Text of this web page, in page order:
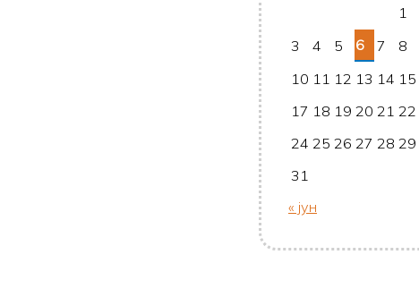
1
3
4 5 6 7 8
10 11 12 13 14 15
17 18 19 20 21 22
24 25 26 27 28 29
31
« јун